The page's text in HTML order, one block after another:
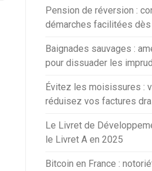
Pension de réversion :
démarches facilitées
Baignades sauvages :
pour dissuader les
Évitez les moisissures :
réduisez vos factures
Le Livret de
le Livret A en 2025
Bitcoin en France :